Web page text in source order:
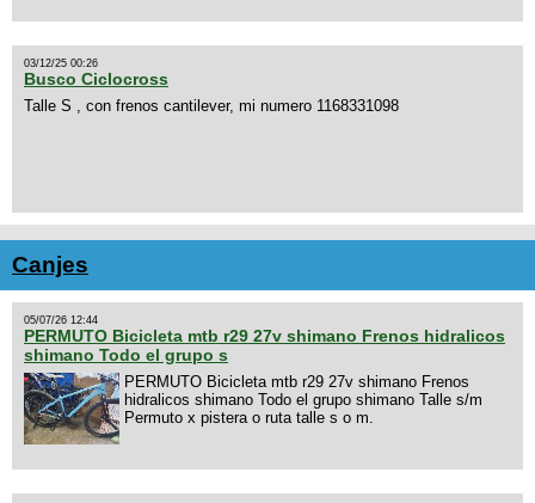
03/12/25 00:26
Busco Ciclocross
Talle S , con frenos cantilever, mi numero 1168331098
Canjes
05/07/26 12:44
PERMUTO Bicicleta mtb r29 27v shimano Frenos hidralicos
shimano Todo el grupo s
PERMUTO Bicicleta mtb r29 27v shimano Frenos
hidralicos shimano Todo el grupo shimano Talle s/m
Permuto x pistera o ruta talle s o m.